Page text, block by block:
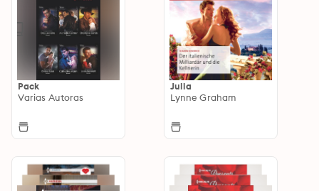
Pack
Varias Autoras
Julia
Lynne Graham